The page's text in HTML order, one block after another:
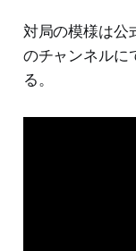
対局の模様は公
のチャンネルに
る。